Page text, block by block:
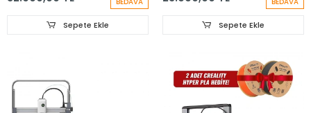
Sepete Ekle Sepete Ekle